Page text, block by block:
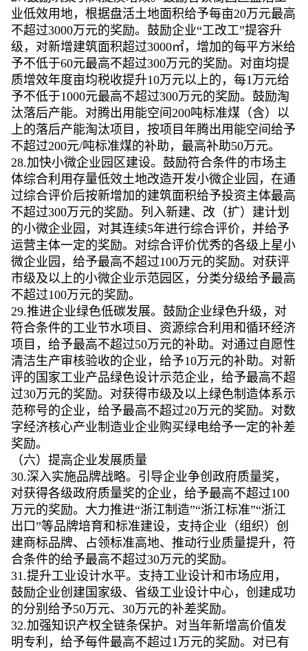
业低效用地，根据盘活土地面积给予每亩20万元最高
不超过3000万元的奖励。鼓励企业“工改工”提容升
级，对新增建筑面积超过3000㎡，增加的每平方米给
予不低于60元最高不超过300万元的奖励。对亩均提
质增效年度亩均税收提升10万元以上的，每1万元给
予不低于1000元最高不超过300万元的奖励。鼓励淘
汰落后产能。对腾出用能空间200吨标准煤（含）以
上的落后产能淘汰项目，按项目年腾出用能空间给予
不超过200元/吨标准煤的补助，最高补助50万元。
28.加快小微企业园区建设。鼓励符合条件的市场主
体综合利用存量低效土地改造开发小微企业园，在通
过综合评价后按新增加的建筑面积给予投资主体最高
不超过300万元的奖励。列入新建、改（扩）建计划
的小微企业园，对其连续5年进行综合评价，并给予
运营主体一定的奖励。对综合评价优秀的各级上星小
微企业园，给予最高不超过100万元的奖励。对获评
市级及以上的小微企业示范园区，分类分级给予最高
不超过100万元的奖励。
29.推进企业绿色低碳发展。鼓励企业绿色升级，对
符合条件的工业节水项目、资源综合利用和循环经济
项目，给予最高不超过50万元的补助。对通过自愿性
清洁生产审核验收的企业，给予10万元的补助。对新
评的国家工业产品绿色设计示范企业，给予最高不超
过30万元的奖励。对获得市级及以上绿色制造体系示
范称号的企业，给予最高不超过20万元的奖励。对数
字经济核心产业制造业企业购买绿电给予一定的补差
奖励。
（六）提高企业发展质量
30.深入实施品牌战略。引导企业争创政府质量奖，
对获得各级政府质量奖的企业，给予最高不超过100
万元的奖励。大力推进“浙江制造”“浙江标准”“浙江
出口”等品牌培育和标准建设，支持企业（组织）创
建商标品牌、占领标准高地、推动行业质量提升，符
合条件的给予最高不超过30万元的奖励。
31.提升工业设计水平。支持工业设计和市场应用，
鼓励企业创建国家级、省级工业设计中心，创建成功
的分别给予50万元、30万元的补差奖励。
32.加强知识产权全链条保护。对当年新增高价值发
明专利，给予每件最高不超过1万元的奖励。对已有